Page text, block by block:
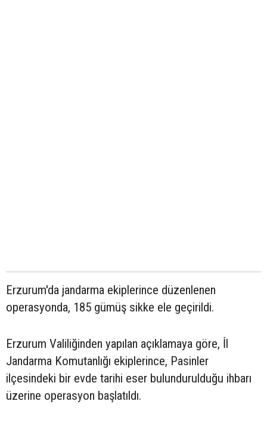
Erzurum'da jandarma ekiplerince düzenlenen
operasyonda, 185 gümüş sikke ele geçirildi.
Erzurum Valiliğinden yapılan açıklamaya göre, İl
Jandarma Komutanlığı ekiplerince, Pasinler
ilçesindeki bir evde tarihi eser bulundurulduğu ihbarı
üzerine operasyon başlatıldı.